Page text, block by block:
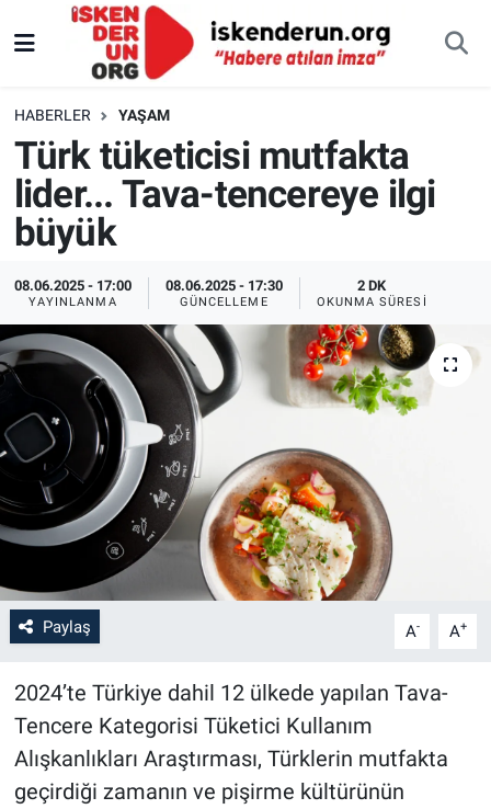
HABERLER YAŞAM
Türk tüketicisi mutfakta
lider... Tava-tencereye ilgi
büyük
08.06.2025 - 17:00
YAYINLANMA
08.06.2025 - 17:30
GÜNCELLEME
2 DK
OKUNMA SÜRESI
Paylaş A- A+
2024’te Türkiye dahil 12 ülkede yapılan Tava-
Tencere Kategorisi Tüketici Kullanım
Alışkanlıkları Araştırması, Türklerin mutfakta
geçirdiği zamanın ve pişirme kültürünün